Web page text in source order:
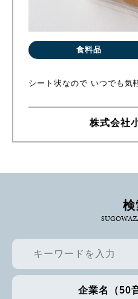
食料品
シート状なので いつでも気
株式会社
検
企業名（50